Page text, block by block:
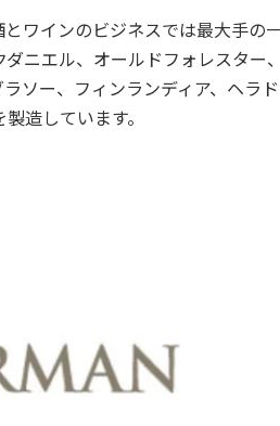
ワインのビジネスでは最大手の
ニエル、オールドフォレスター、
ソー、フィンランディア、ヘラド
造しています。